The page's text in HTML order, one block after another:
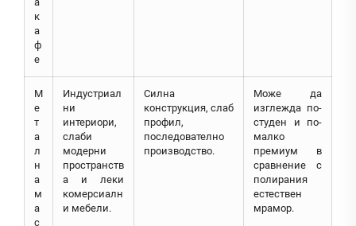
к
а
ф
е
М
е
т
а
л
н
а
м
а
с
Индустриал
ни
интериори,
слаби
модерни
пространств
а и леки
комерсиалн
и мебели.
Силна
конструкция, слаб
профил,
последователно
производство.
Може да
изглежда по-
студен и по-
малко
премиум в
сравнение с
полирания
естествен
мрамор.